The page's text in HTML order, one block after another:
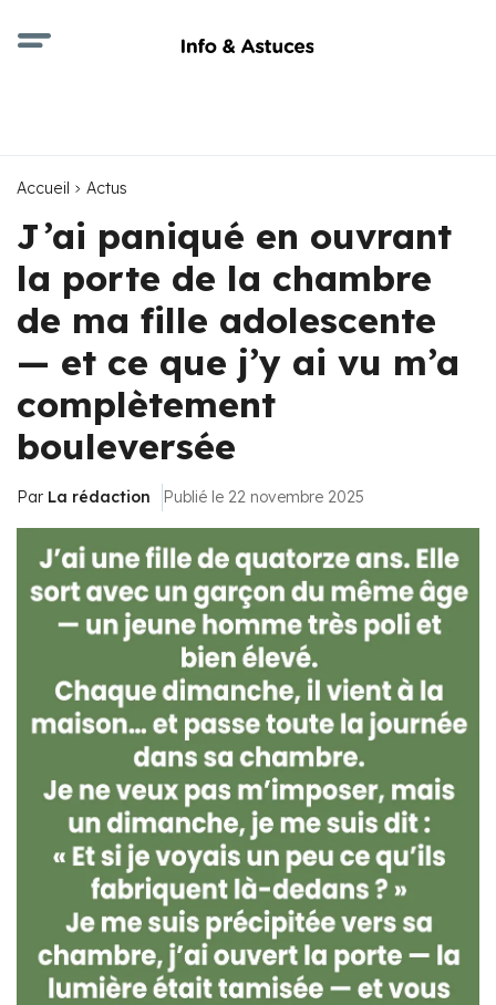
Accueil Actus
J’ai paniqué en ouvrant
la porte de la chambre
de ma fille adolescente
— et ce que j’y ai vu m’a
complètement
bouleversée
Par La rédaction Publié le 22 novembre 2025